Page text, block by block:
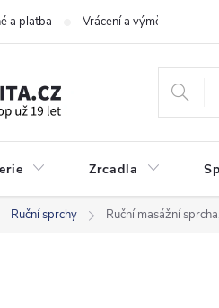
a platba Vrácení a výměna zboží
Zrcadla
Ruční sprchy Ruční masážní